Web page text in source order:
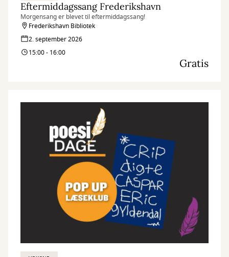
Eftermiddagssang Frederikshavn
Morgensang er blevet til eftermiddagssang!
Frederikshavn Bibliotek
2. september 2026
15:00 - 16:00
Gratis